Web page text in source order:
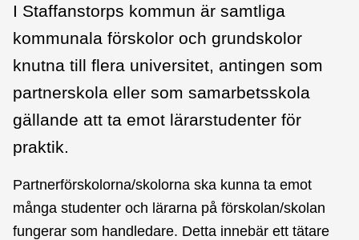
I Staffanstorps kommun är samtliga
kommunala förskolor och grundskolor
knutna till flera universitet, antingen som
partnerskola eller som samarbetsskola
gällande att ta emot lärarstudenter för
praktik.
Partnerförskolorna/skolorna ska kunna ta emot
många studenter och lärarna på förskolan/skolan
fungerar som handledare. Detta innebär ett tätare